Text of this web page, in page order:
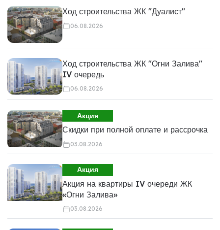
Ход строительства ЖК "Дуалист"
06.08.2026
Ход строительства ЖК "Огни Залива"
IV очередь
06.08.2026
Акция
Скидки при полной оплате и рассрочка
03.08.2026
Акция
Акция на квартиры IV очереди ЖК
«Огни Залива»
03.08.2026